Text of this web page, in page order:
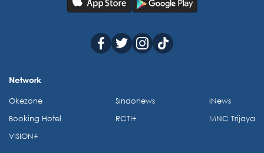
Network
Okezone
Booking Hotel
VISION+
Sindonews
RCTI+
iNews
MNC Trijaya